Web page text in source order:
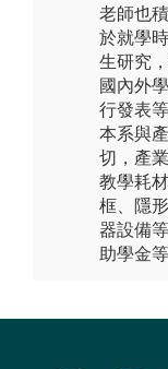
老師也
於就學
生研究
國內外
行發表等
本系與
切，產
教學耗
框、隱
器設備
助學金等